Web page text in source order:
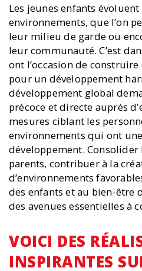
Les jeunes enfants
environnements, que l’on
leur milieu de garde ou
leur communauté. C’est
ont l’occasion de construire
pour un développement
développement global
précoce et directe auprès
mesures ciblant les
environnements qui ont
développement.
parents, contribuer à la
d’environnements
des enfants et au bien-être
des avenues essentielles à
VOICI DES
INSPIRANTES